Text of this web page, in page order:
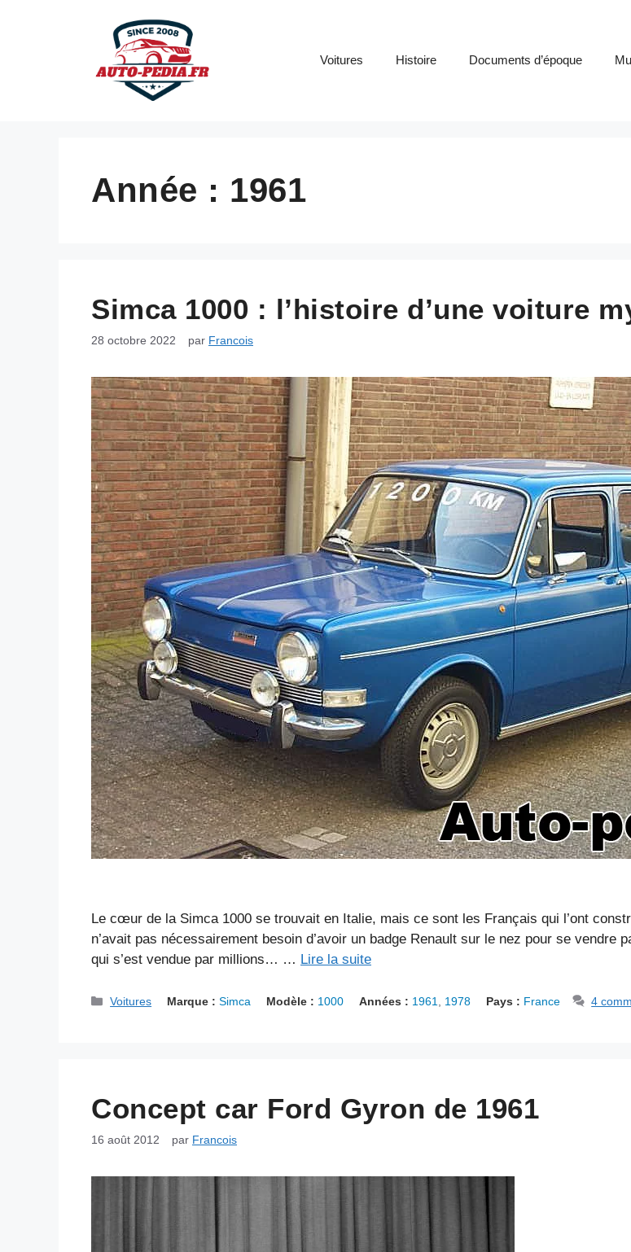
Voitures Histoire Documents d’époque
Année : 1961
Simca 1000 : l’histoire d’une voiture
28 octobre 2022 par Francois
Le cœur de la Simca 1000 se trouvait en Italie, mais ce sont les Français qui l’ont
n’avait pas nécessairement besoin d’avoir un badge Renault sur le nez pour se
qui s’est vendue par millions… … Lire la suite
Catégories
Voitures Marque : Simca Modèle : 1000 Années : 1961 1978 Pays : France 4
Concept car Ford Gyron de 1961
16 août 2012 par Francois